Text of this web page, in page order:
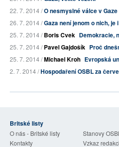
22. 7. 2014 /O nesmyslné válce v Gaze
26. 7. 2014 /Gaza není jenom o nich, je
25. 7. 2014 /Boris Cvek Demokracie,
25. 7. 2014 /Pavel Gajdošík Proč
25. 7. 2014 /Michael Kroh Evropská
2. 7. 2014 /Hospodaření OSBL za
Britské listy
O nás - Britské listy
Stanovy OSBL
Kontakty
Vzkaz redakci